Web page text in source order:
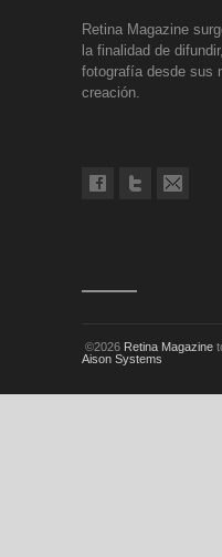
Retina Magazine
la finalidad de
fotografía desde sus
creación.
©2026 Retina Magazine
Aison Systems